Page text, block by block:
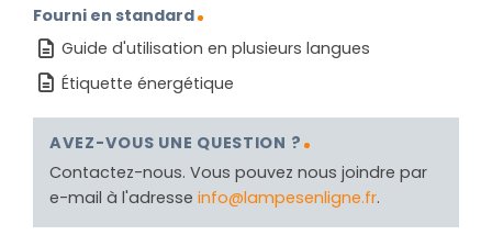
Fourni en standard
Guide d'utilisation en plusieurs langues
Étiquette énergétique
AVEZ-VOUS UNE QUESTION ?
Contactez-nous. Vous pouvez nous joindre par
e-mail à l'adresse info@lampesenligne.fr.